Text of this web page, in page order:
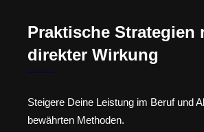
Praktische Strategien
direkter Wirkung
Steigere Deine Leistung im Beruf und
bewährten Methoden.